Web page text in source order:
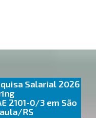
Salarial 2026
2101-0/3 em São
RS